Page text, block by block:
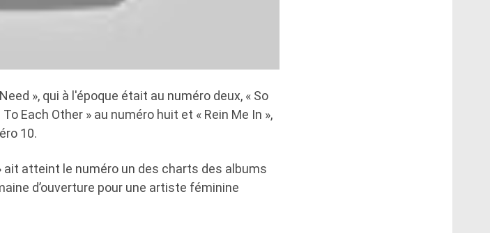
», qui à l'époque était au numéro deux, « So
Each Other » au numéro huit et « Rein Me In »,
10.
ait atteint le numéro un des charts des albums
d’ouverture pour une artiste féminine